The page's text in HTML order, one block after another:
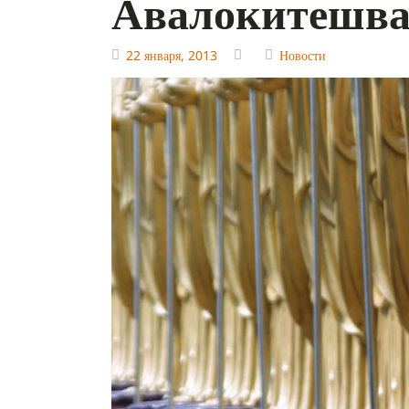
22 января, 2013 Новости